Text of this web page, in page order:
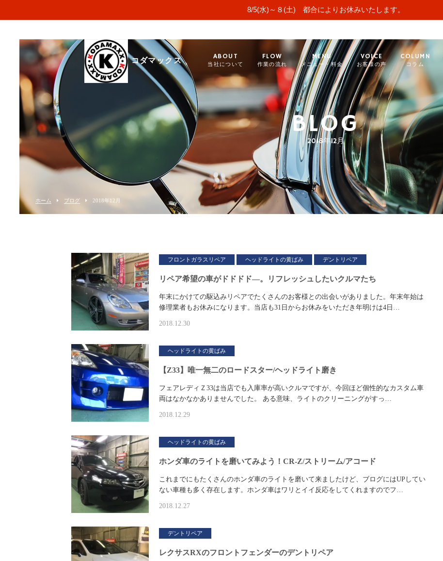
8/5(水)～８(土) 都合によりお休みいたします。
コダマックス
ABOUT
当社について
FLOW
作業の流れ
MENU
メニュー・料金
VOICE
お客様の声
COLUMN
コラム
BLOG
2018年12月
ホーム ブログ 2018年12月
フロントガラスリペア ヘッドライトの黄ばみ デントリペア
リペア希望の車がドドドド―。リフレッシュしたいクルマたち
年末にかけての駆込みリペアでたくさんのお客様との出会いがありました。年末年始は
修理業者もお休みになります。当店も31日からお休みをいただき年明けは4日…
2018.12.30
ヘッドライトの黄ばみ
【Z33】唯一無二のロードスター/ヘッドライト磨き
フェアレディＺ33は当店でも入庫率が高いクルマですが、今回ほど個性的なカスタム車
両はなかなかありませんでした。 ある意味、ライトのクリーニングがすっ…
2018.12.29
ヘッドライトの黄ばみ
ホンダ車のライトを磨いてみよう！CR-Z/ストリーム/アコード
これまでにもたくさんのホンダ車のライトを磨いて来ましたけど、ブログにはUPしてい
ない車種も多く存在します。ホンダ車はワリとイイ反応をしてくれますのでフ…
2018.12.27
デントリペア
レクサスRXのフロントフェンダーのデントリペア